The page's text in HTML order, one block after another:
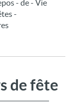
- de - Vie
-
de fête